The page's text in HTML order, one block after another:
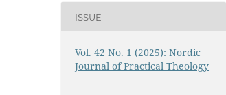
ISSUE
Vol. 42 No. 1 (2025): Nordic
Journal of Practical Theology